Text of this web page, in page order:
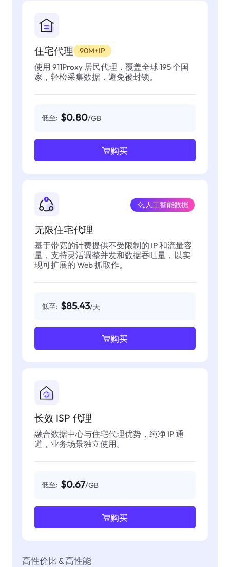
住宅代理 90M+IP
使用 911Proxy 居民代理，覆盖全球 195 个国
家，轻松采集数据，避免被封锁。
低至: $0.80/GB
购买
无限住宅代理
人工智能数据
基于带宽的计费提供不受限制的 IP 和流量容
量，支持灵活调整并发和数据吞吐量，以实
现可扩展的 Web 抓取作。
低至: $85.43/天
购买
长效 ISP 代理
融合数据中心与住宅代理优势，纯净 IP 通
道，业务场景独立使用。
低至: $0.67/GB
购买
高性价比 & 高性能